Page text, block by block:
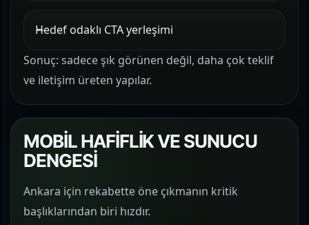
Hedef odaklı CTA yerleşimi
Sonuç: sadece şık görünen değil, daha çok teklif
ve iletişim üreten yapılar.
MOBİL HAFİFLİK VE SUNUCU
DENGESİ
Ankara için rekabette öne çıkmanın kritik
başlıklarından biri hızdır.